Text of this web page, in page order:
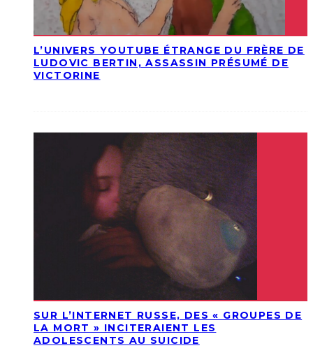
L’UNIVERS YOUTUBE ÉTRANGE DU FRÈRE DE
LUDOVIC BERTIN, ASSASSIN PRÉSUMÉ DE
VICTORINE
SUR L’INTERNET RUSSE, DES « GROUPES DE
LA MORT » INCITERAIENT LES
ADOLESCENTS AU SUICIDE